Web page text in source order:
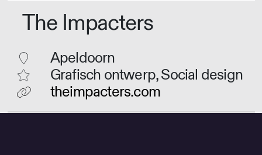
The Impacters
Apeldoorn
Grafisch ontwerp, Social design
theimpacters.com